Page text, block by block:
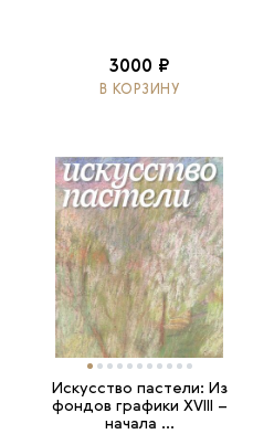
3000 ₽
В КОРЗИНУ
Искусство пастели: Из
фондов графики XVIII –
начала ...